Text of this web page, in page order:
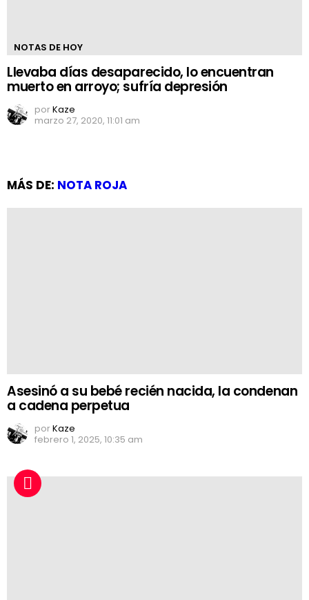
NOTAS DE HOY
Llevaba días desaparecido, lo encuentran
muerto en arroyo; sufría depresión
porKaze
marzo 27, 2020, 11:01 am
MÁS DE: NOTA ROJA
Asesinó a su bebé recién nacida, la condenan
a cadena perpetua
porKaze
febrero 1, 2025, 10:35 am